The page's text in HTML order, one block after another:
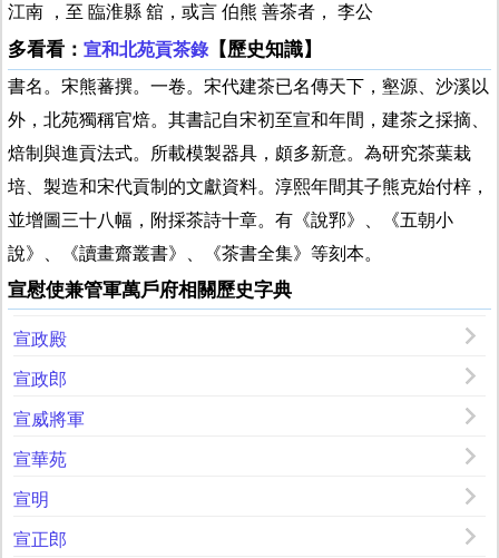
江南 ，至 臨淮縣 舘，或言 伯熊 善茶者， 李公
多看看： 宣和北苑貢茶錄 【歷史知識】
書名。宋熊蕃撰。一卷。宋代建茶已名傳天下，壑源、沙溪以
外，北苑獨稱官焙。其書記自宋初至宣和年間，建茶之採摘、
焙制與進貢法式。所載模製器具，頗多新意。為研究茶葉栽
培、製造和宋代貢制的文獻資料。淳熙年間其子熊克始付梓，
並增圖三十八幅，附採茶詩十章。有《說郛》、《五朝小
說》、《讀畫齋叢書》、《茶書全集》等刻本。
宣慰使兼管軍萬戶府相關歷史字典
宣政殿
宣政郎
宣威將軍
宣華苑
宣明
宣正郎